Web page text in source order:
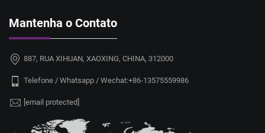
Mantenha o Contato
887, RUA XIHUAN, XAOXING, CHINA, 312000
Telefone / Whatsapp / Wechat:+86-13575559986
[email protected]